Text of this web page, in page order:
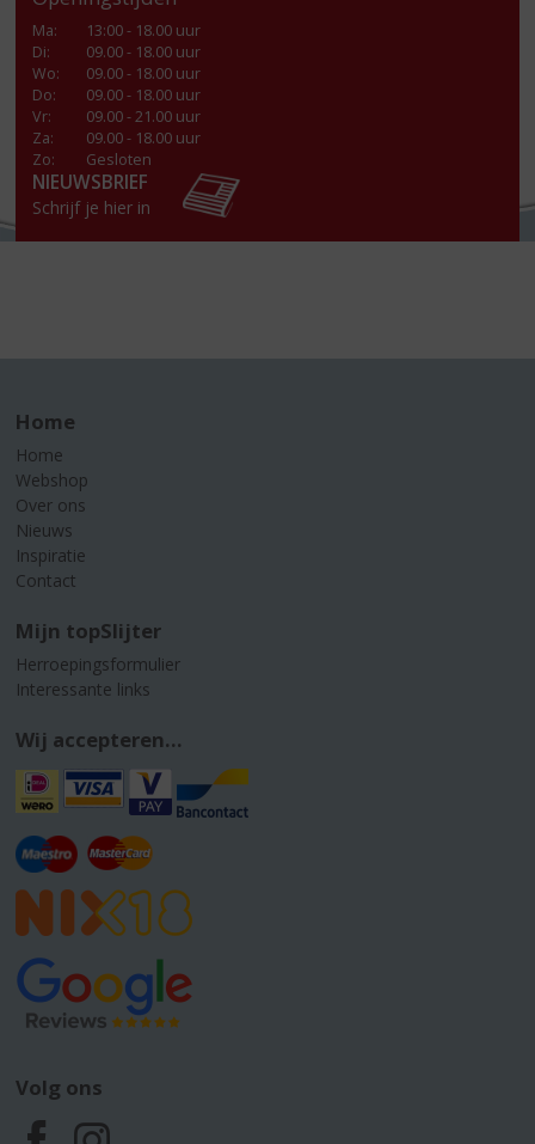
Ma:
13:00 - 18.00 uur
Di:
09.00 - 18.00 uur
Wo:
09.00 - 18.00 uur
Do:
09.00 - 18.00 uur
Vr:
09.00 - 21.00 uur
Za:
09.00 - 18.00 uur
Zo:
Gesloten
NIEUWSBRIEF
Schrijf je hier in
Home
Home
Webshop
Over ons
Nieuws
Inspiratie
Contact
Mijn topSlijter
Herroepingsformulier
Interessante links
Wij accepteren...
Volg ons